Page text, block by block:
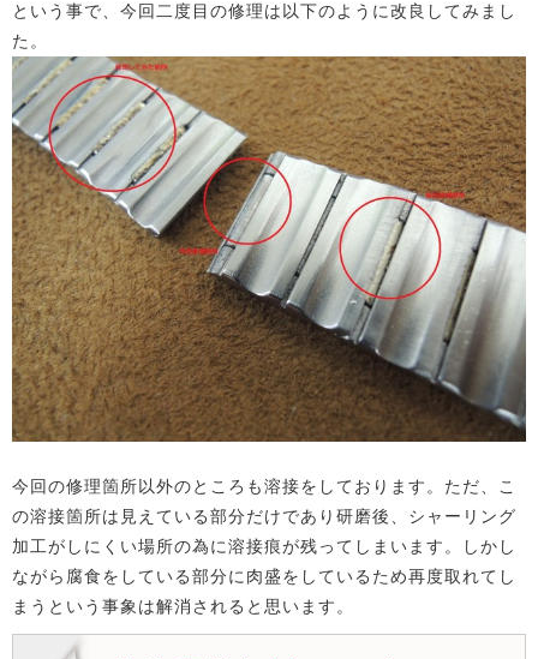
という事で、今回二度目の修理は以下のように改良してみまし
た。
今回の修理箇所以外のところも溶接をしております。ただ、こ
の溶接箇所は見えている部分だけであり研磨後、シャーリング
加工がしにくい場所の為に溶接痕が残ってしまいます。しかし
ながら腐食をしている部分に肉盛をしているため再度取れてし
まうという事象は解消されると思います。